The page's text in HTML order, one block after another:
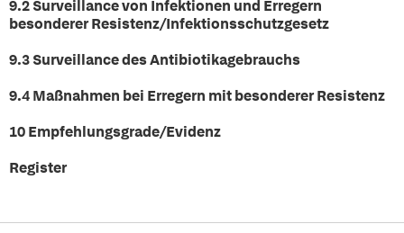
9.2 Surveillance von Infektionen und Erregern
besonderer Resistenz/Infektionsschutzgesetz
9.3 Surveillance des Antibiotikagebrauchs
9.4 Maßnahmen bei Erregern mit besonderer Resistenz
10 Empfehlungsgrade/Evidenz
Register